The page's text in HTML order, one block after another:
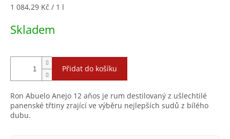
Měrná
1 084,29 Kč / 1 l
Skladem
Přidat do košíku
Ron Abuelo Anejo 12 aňos je rum destilovaný z ušlechtilé
panenské třtiny zrající ve výběru nejlepších sudů z bílého
dubu.